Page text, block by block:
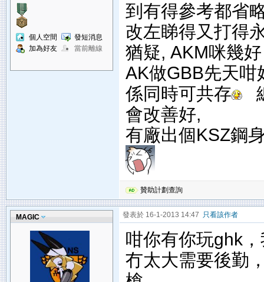
個人空間
發短消息
加為好友
當前離線
到有得參考都省
改左睇得又打得
猶疑, AKM咪幾
AK做GBB先天咁
係同時可共存
會改善好,
有廠出個KSZ鋼
贊助計劃查詢
MAGIC 發表於 16-1-2013 14:47 只看該作者
咁你有你玩ghk
冇太大需要後勤